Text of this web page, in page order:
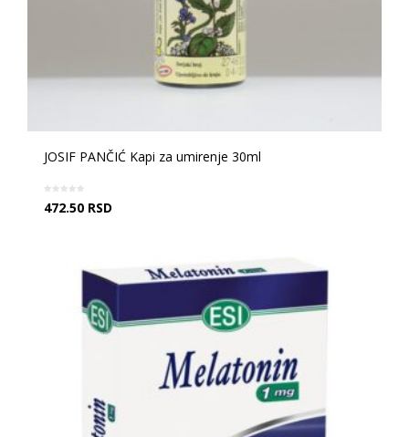
JOSIF PANČIĆ Kapi za umirenje 30ml
472.50 RSD